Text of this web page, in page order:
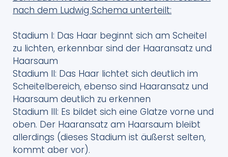
nach dem Ludwig Schema unterteilt:
Stadium I: Das Haar beginnt sich am Scheitel
zu lichten, erkennbar sind der Haaransatz und
Haarsaum
Stadium II: Das Haar lichtet sich deutlich im
Scheitelbereich, ebenso sind Haaransatz und
Haarsaum deutlich zu erkennen
Stadium III: Es bildet sich eine Glatze vorne und
oben. Der Haaransatz am Haarsaum bleibt
allerdings (dieses Stadium ist äußerst selten,
kommt aber vor).